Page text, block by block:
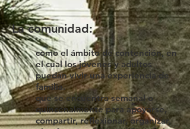
La comunidad:
como el ámbito de contención, en
el cual los jóvenes y adultos
puedan vivir una experiencia de
familia.
que se encuentra semanal o
quincenalmente para apoyarse,
compartir, reflexionar, organizar,